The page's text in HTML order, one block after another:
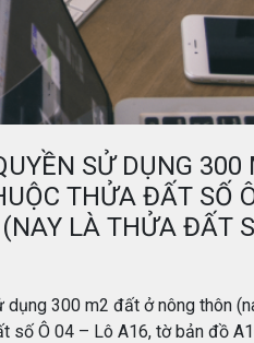
SỬ DỤNG
THỬA ĐẤT SỐ
LÀ THỬA ĐẤT
dụng 300 m2 đất ở nông thôn
số Ô 04 – Lô A16, tờ bản đồ